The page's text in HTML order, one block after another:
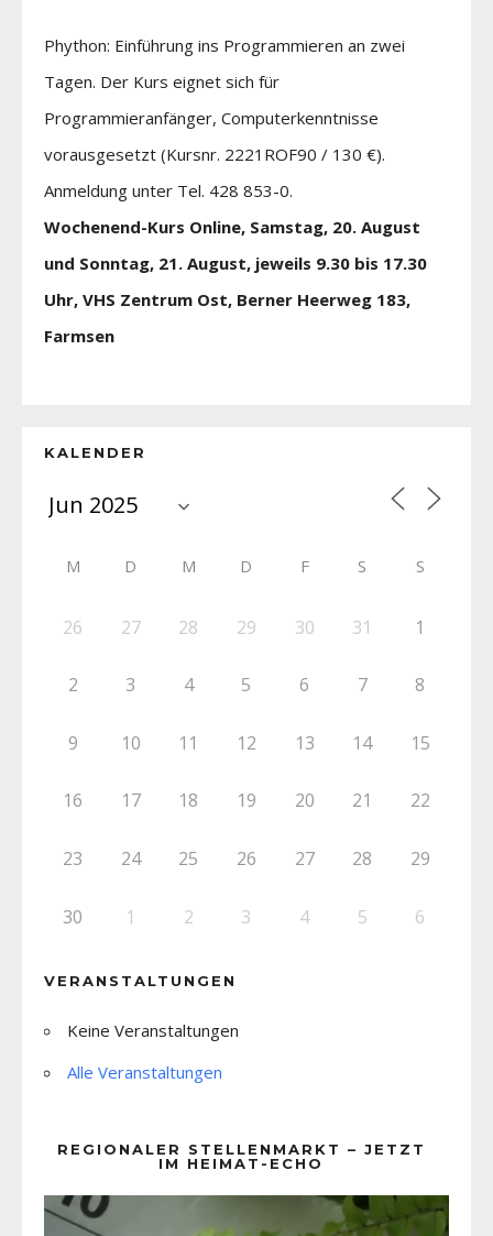
Phython: Einführung ins Programmieren an zwei
Tagen. Der Kurs eignet sich für
Programmieranfänger, Computerkenntnisse
vorausgesetzt (Kursnr. 2221ROF90 / 130 €).
Anmeldung unter Tel. 428 853-0.
Wochenend-Kurs Online, Samstag, 20. August
und Sonntag, 21. August, jeweils 9.30 bis 17.30
Uhr, VHS Zentrum Ost, Berner Heerweg 183,
Farmsen
KALENDER
M D M D F S S
26 27 28 29 30 31 1
2 3 4 5 6 7 8
9 10 11 12 13 14 15
16 17 18 19 20 21 22
23 24 25 26 27 28 29
30 1 2 3 4 5 6
VERANSTALTUNGEN
Keine Veranstaltungen
Alle Veranstaltungen
REGIONALER STELLENMARKT – JETZT
IM HEIMAT-ECHO